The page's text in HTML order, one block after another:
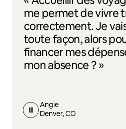
me permet de vivre
correctement. Je
toute façon, alors
financer mes
mon absence ? »
Angie
Denver, CO